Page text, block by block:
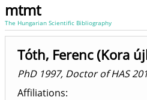
mtmt
The Hungarian Scientific Bibliography
Tóth, Ferenc (Kora
PhD 1997, Doctor of HAS
Affiliations